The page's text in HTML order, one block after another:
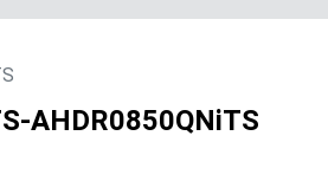
AHDR0850QNiTS